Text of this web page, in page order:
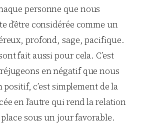
personne que nous
d’être considérée comme un
profond, sage, pacifique.
fait aussi pour cela. C’est
en négatif que nous
c’est simplement de la
en l’autre qui rend la relation
sous un jour favorable.